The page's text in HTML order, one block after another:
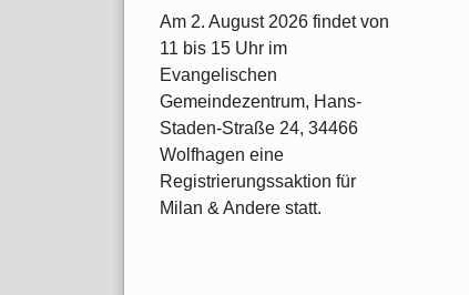
Am 2. August 2026 findet von
11 bis 15 Uhr im
Evangelischen
Gemeindezentrum, Hans-
Staden-Straße 24, 34466
Wolfhagen eine
Registrierungssaktion für
Milan & Andere statt.